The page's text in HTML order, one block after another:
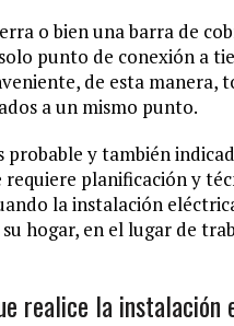
o bien una barra de
punto de conexión a
de esta manera,
a un mismo punto.
y también
planificación y
la instalación
hogar, en el lugar de
realice la instalación